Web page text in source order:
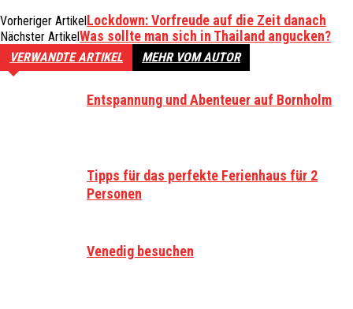
Vorheriger ArtikelLockdown: Vorfreude auf die Zeit danach
Nächster ArtikelWas sollte man sich in Thailand angucken?
VERWANDTE ARTIKEL MEHR VOM AUTOR
Entspannung und Abenteuer auf Bornholm
Tipps für das perfekte Ferienhaus für 2
Personen
Venedig besuchen